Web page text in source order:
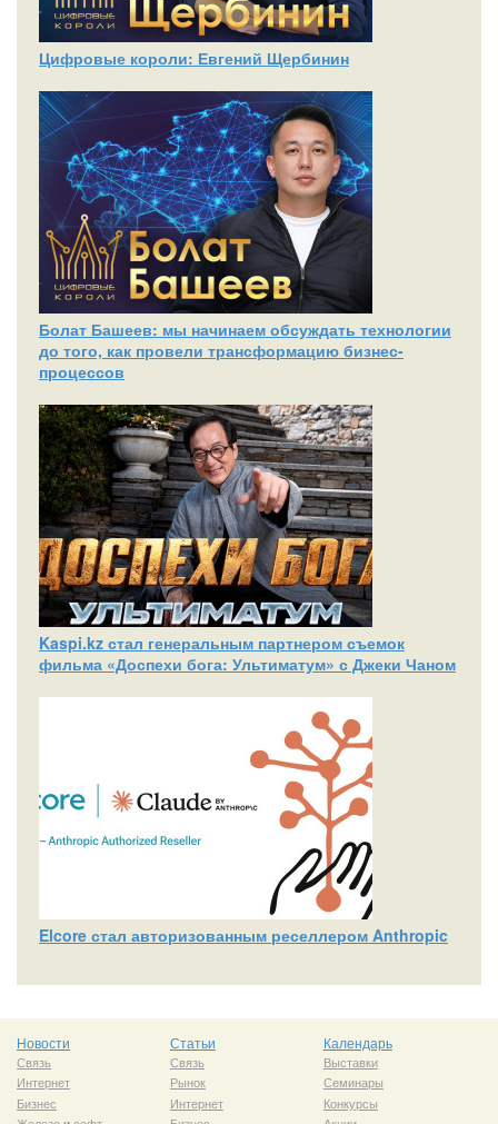
Цифровые короли: Евгений Щербинин
Болат Башеев: мы начинаем обсуждать технологии
до того, как провели трансформацию бизнес-
процессов
Kaspi.kz стал генеральным партнером съемок
фильма «Доспехи бога: Ультиматум» с Джеки Чаном
Elcore стал авторизованным реселлером Anthropic
Новости
Связь
Интернет
Бизнес
Статьи
Связь
Рынок
Интернет
Календарь
Выставки
Семинары
Конкурсы